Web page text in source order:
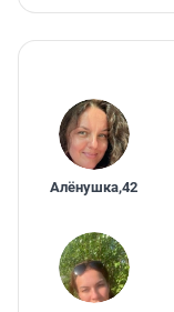
Алёнушка,42